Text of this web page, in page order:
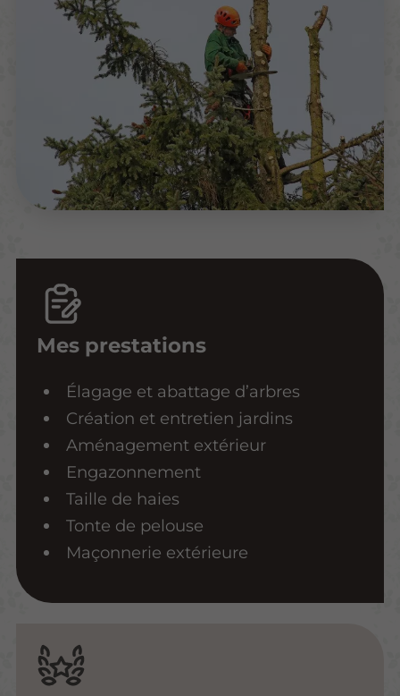
Mes prestations
Élagage et abattage d’arbres
Création et entretien jardins
Aménagement extérieur
Engazonnement
Taille de haies
Tonte de pelouse
Maçonnerie extérieure